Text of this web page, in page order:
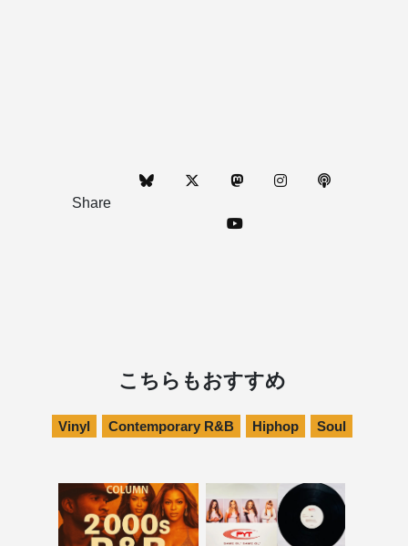
Share
こちらもおすすめ
Vinyl Contemporary R&B Hiphop Soul